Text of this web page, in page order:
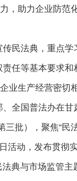
，助力企业防范
民法典，重点
任等基本要求
业生产经营密切
全国普法办在甘
批），聚焦“民
活动，发布贯彻
典与市场监管